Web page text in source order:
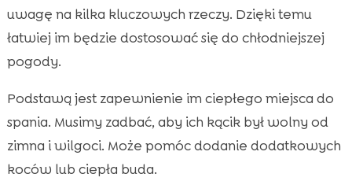
uwagę na kilka kluczowych rzeczy. Dzięki temu
łatwiej im będzie dostosować się do chłodniejszej
pogody.
Podstawą jest zapewnienie im ciepłego miejsca do
spania. Musimy zadbać, aby ich kącik był wolny od
zimna i wilgoci. Może pomóc dodanie dodatkowych
koców lub ciepła buda.